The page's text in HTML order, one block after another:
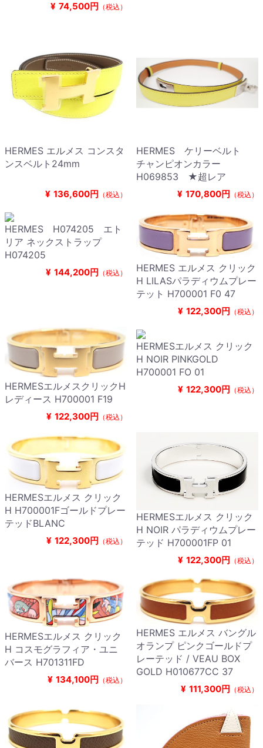
¥ 74,500円 （税込）
HERMES エルメス コンスタ
ンスベルト24mm
¥ 136,600円 （税込）
HERMES ケリーベルト
チャンピオンカラー
H069853 ★超レア
¥ 170,800円 （税込）
HERMES H074205 エト
リア ネックストラップ
H074205
¥ 144,200円 （税込）
HERMES エルメス クリック
H LILASパラディウムプレー
テット H700001 F0 47
¥ 122,300円 （税込）
HERMESエルメスクリックH
レディース H700001 F19
¥ 122,300円 （税込）
HERMESエルメス クリック
H NOIR PINKGOLD
H700001 FO 01
¥ 122,300円 （税込）
HERMESエルメス クリック
H H700001Fゴールドプレー
テッドBLANC
¥ 122,300円 （税込）
HERMESエルメス クリック
H NOIR パラディウムプレー
テッド H700001FP 01
¥ 122,300円 （税込）
HERMESエルメス クリック
H コスモグラフィア・ユニ
バース H701311FD
¥ 134,100円 （税込）
HERMES エルメス バングル
オランプ ピンクゴールドプ
レーテッド / VEAU BOX
GOLD H010677CC 37
¥ 111,300円 （税込）